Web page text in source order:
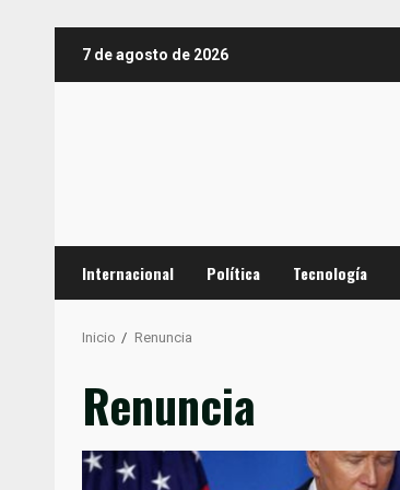
7 de agosto de 2026
Internacional Política Tecnología
Inicio Renuncia
Renuncia